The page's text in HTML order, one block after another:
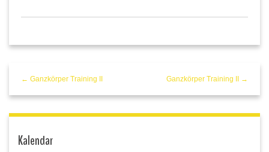
← Ganzkörper Training II Ganzkörper Training II →
Kalendar